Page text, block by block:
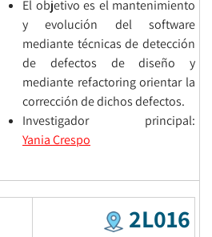
El objetivo es el mantenimiento
y evolución del software
mediante técnicas de detección
de defectos de diseño y
mediante refactoring orientar la
corrección de dichos defectos.
Investigador principal:
Yania Crespo
2L016